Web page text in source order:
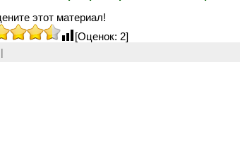
этот материал!
[Оценок: 2]